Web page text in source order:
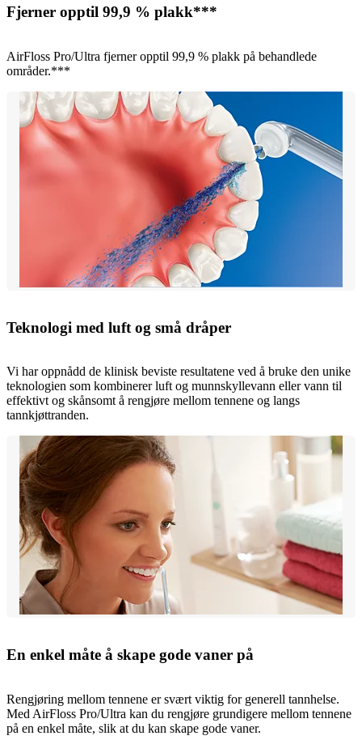
Fjerner opptil 99,9 % plakk***
AirFloss Pro/Ultra fjerner opptil 99,9 % plakk på behandlede
områder.***
Teknologi med luft og små dråper
Vi har oppnådd de klinisk beviste resultatene ved å bruke den unike
teknologien som kombinerer luft og munnskyllevann eller vann til
effektivt og skånsomt å rengjøre mellom tennene og langs
tannkjøttranden.
En enkel måte å skape gode vaner på
Rengjøring mellom tennene er svært viktig for generell tannhelse.
Med AirFloss Pro/Ultra kan du rengjøre grundigere mellom tennene
på en enkel måte, slik at du kan skape gode vaner.